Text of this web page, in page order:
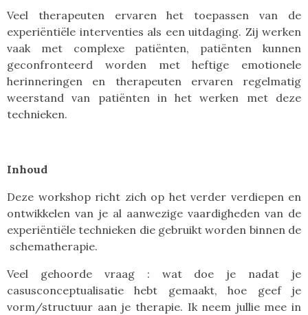
Veel therapeuten ervaren het toepassen van de
experiëntiële interventies als een uitdaging. Zij werken
vaak met complexe patiënten, patiënten kunnen
geconfronteerd worden met heftige emotionele
herinneringen en therapeuten ervaren regelmatig
weerstand van patiënten in het werken met deze
technieken.
Inhoud
Deze workshop richt zich op het verder verdiepen en
ontwikkelen van je al aanwezige vaardigheden van de
experiëntiële technieken die gebruikt worden binnen de
schematherapie.
Veel gehoorde vraag : wat doe je nadat je
casusconceptualisatie hebt gemaakt, hoe geef je
vorm/structuur aan je therapie. Ik neem jullie mee in